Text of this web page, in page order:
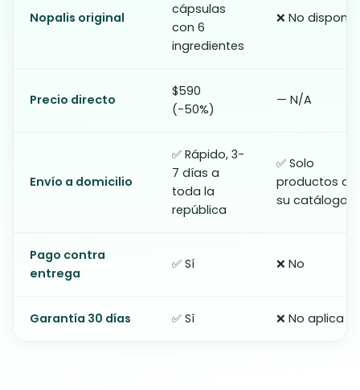
Nopalis original
cápsulas
con 6
ingredientes
❌ No
Precio directo
$590
(-50%)
— N/A
Envío a domicilio
✅ Rápido, 3-
7 días a
toda la
república
✅ Solo
productos de
su catálogo
Pago contra
entrega
✅ Sí ❌ No
Garantía 30 días ✅ Sí ❌ No aplica